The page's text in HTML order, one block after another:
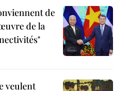
de
de la
veulent